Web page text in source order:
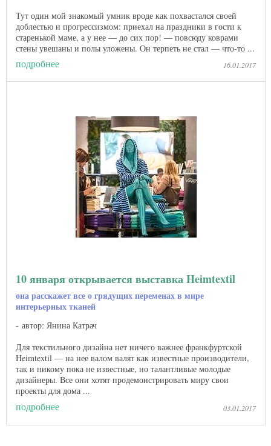
Тут один мой знакомый умник вроде как похвастался своей
доблестью и прогрессизмом: приехал на праздники в гости к
старенькой маме, а у нее — до сих пор! — повсюду коврами
стены увешаны и полы уложены. Он терпеть не стал — что-то ...
подробнее 16.01.2017
10 января открывается выставка Heimtextil
она расскажет все о грядущих переменах в мире
интерьерных тканей
автор: Янина Катрач
Для текстильного дизайна нет ничего важнее франкфуртской
Heimtextil — на нее валом валят как известные производители,
так и никому пока не известные, но талантливые молодые
дизайнеры. Все они хотят продемонстрировать миру свои
проекты для дома ...
подробнее 03.01.2017